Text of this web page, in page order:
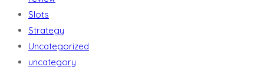
Slots
Strategy
Uncategorized
uncategory